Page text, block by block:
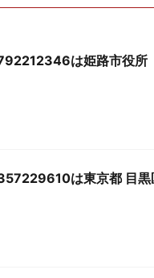
は姫路市役所
は東京都 目黒